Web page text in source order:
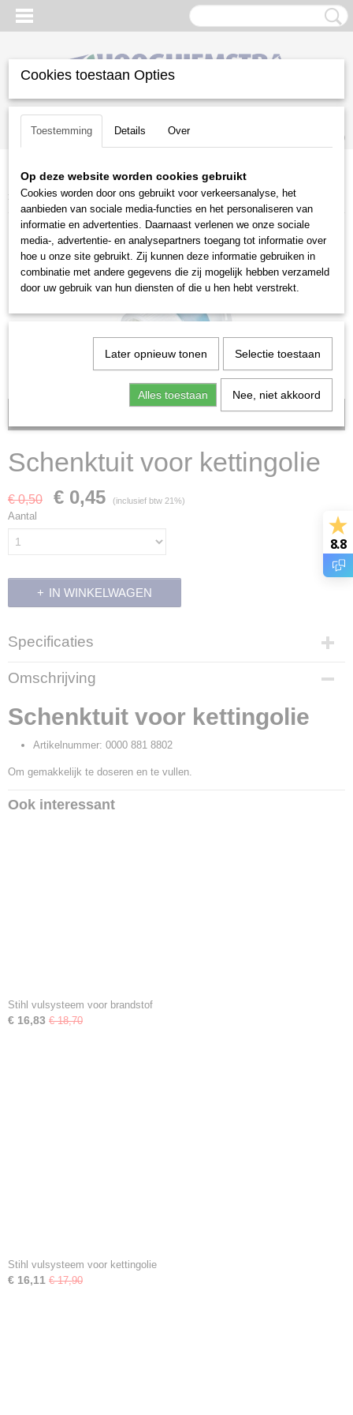
Inloggen Registreren
(0)
Home >Snoeien en Zagen> Kettingzagen | toebehoren
>
Schenktuit voor kettingolie
Schenktuit voor kettingolie
€ 0,50 € 0,45 (inclusief btw 21%)
Aantal
IN WINKELWAGEN
Specificaties
Productcode
12924
Productcode leverancier
0000 881 8802
Omschrijving
Schenktuit voor kettingolie
Artikelnummer: 0000 881 8802
Om gemakkelijk te doseren en te vullen.
Ook interessant
Stihl vulsysteem voor brandstof
€ 16,83 € 18,70
Stihl vulsysteem voor kettingolie
€ 16,11 € 17,90
8.8
Cookies toestaan Opties
Toestemming Details Over
Op deze website worden cookies gebruikt
Cookies worden door ons gebruikt voor verkeersanalyse, het
aanbieden van sociale media-functies en het personaliseren van
informatie en advertenties. Daarnaast verlenen we onze sociale
media-, advertentie- en analysepartners toegang tot informatie over
hoe u onze site gebruikt. Zij kunnen deze informatie gebruiken in
combinatie met andere gegevens die zij mogelijk hebben verzameld
door uw gebruik van hun diensten of die u hen hebt verstrekt.
Later opnieuw tonen Selectie toestaan
Alles toestaan Nee, niet akkoord